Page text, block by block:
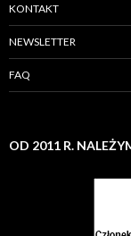
KONTAKT
NEWSLETTER
FAQ
OD 2011 R.